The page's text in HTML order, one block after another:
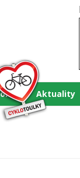
Aktuality